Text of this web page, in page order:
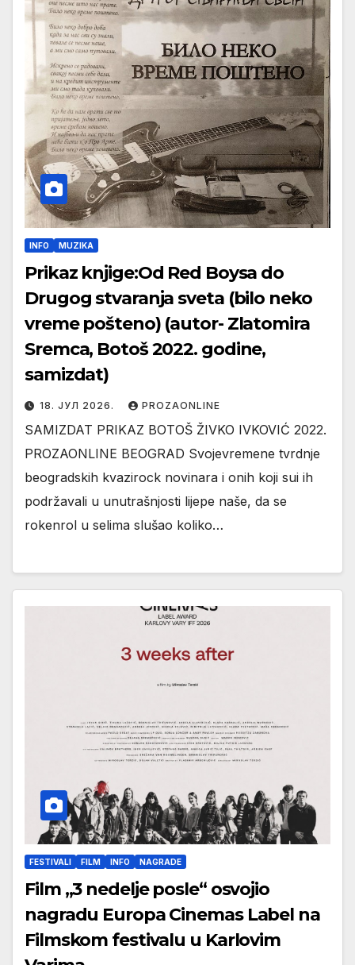
INFO MUZIKA
Prikaz knjige:Od Red Boysa do
Drugog stvaranja sveta (bilo neko
vreme pošteno) (autor- Zlatomira
Sremca, Botoš 2022. godine,
samizdat)
18. ЈУЛ 2026. PROZAONLINE
SAMIZDAT PRIKAZ BOTOŠ ŽIVKO IVKOVIĆ 2022.
PROZAONLINE BEOGRAD Svojevremene tvrdnje
beogradskih kvazirock novinara i onih koji sui ih
podržavali u unutrašnjosti lijepe naše, da se
rokenrol u selima slušao koliko…
FESTIVALI FILM INFO NAGRADE
Film „3 nedelje posle“ osvojio
nagradu Europa Cinemas Label na
Filmskom festivalu u Karlovim